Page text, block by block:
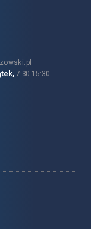
7:30-15:30